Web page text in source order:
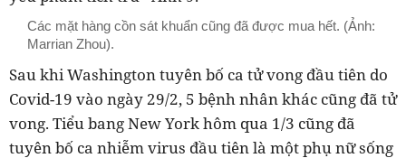
Các mặt hàng cồn sát khuẩn cũng đã được mua hết. (Ảnh:
Marrian Zhou).
Sau khi Washington tuyên bố ca tử vong đầu tiên do
Covid-19 vào ngày 29/2, 5 bệnh nhân khác cũng đã tử
vong. Tiểu bang New York hôm qua 1/3 cũng đã
tuyên bố ca nhiễm virus đầu tiên là một phụ nữ sống